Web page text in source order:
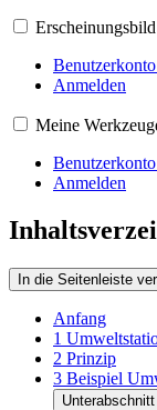
Erscheinungsbild
Anmelden
Meine
Anmelden
In die Seitenleiste
Anfang
1
2 Prinzip
3 Beispiel